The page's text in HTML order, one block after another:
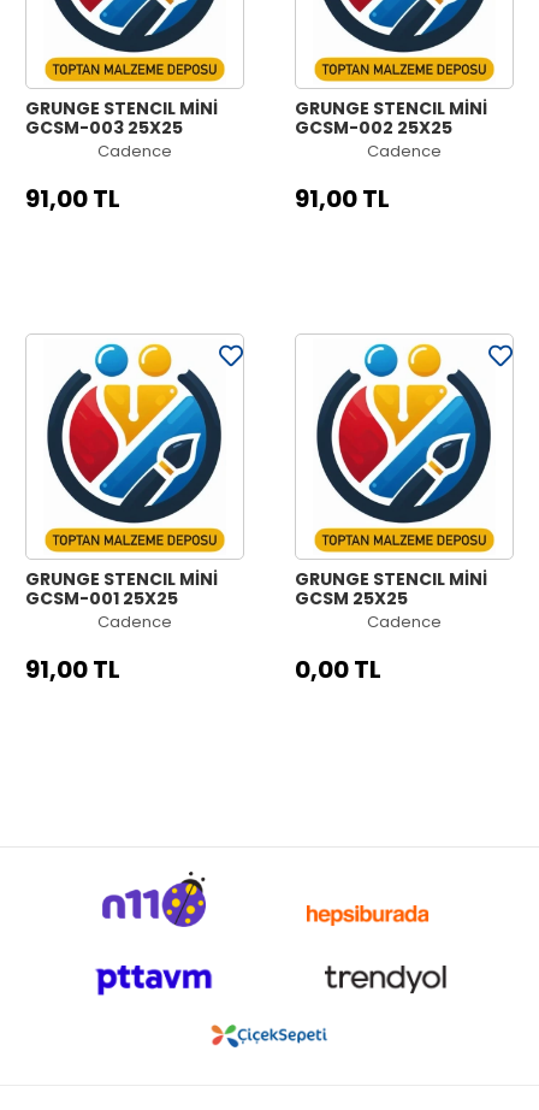
GRUNGE STENCIL MİNİ
GCSM-003 25X25
Cadence
91,00 TL
GRUNGE STENCIL MİNİ
GCSM-002 25X25
Cadence
91,00 TL
GRUNGE STENCIL MİNİ
GCSM-001 25X25
Cadence
91,00 TL
GRUNGE STENCIL MİNİ
GCSM 25X25
Cadence
0,00 TL